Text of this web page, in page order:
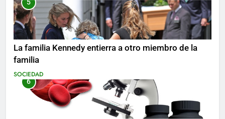
5
La familia Kennedy entierra a otro miembro de la
familia
SOCIEDAD
6